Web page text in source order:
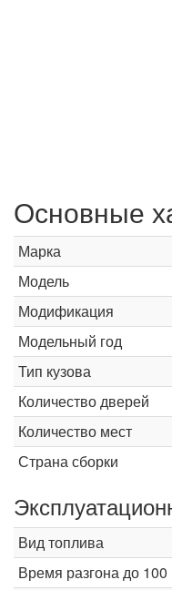
Основные
Марка
Модель
Модификация
Модельный год
Тип кузова
Количество дверей
Количество мест
Страна сборки
Вид топлива
Время разгона до 100